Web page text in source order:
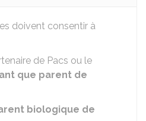
doivent consentir à
de Pacs ou le
que parent de
biologique de